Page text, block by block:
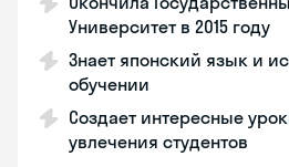
Университет в 2015 году
Знает японский язык и
обучении
Создает интересные
увлечения студентов